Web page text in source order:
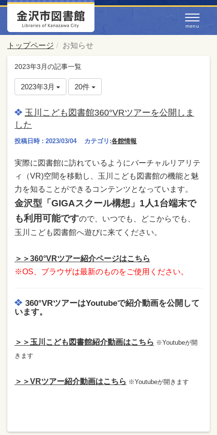
トップページ お知らせ
2023年3月の記事一覧
2023年3月 20件
玉川こども図書館360°VRツアーを公開しま
した
投稿日時 : 2023/03/04 カテゴリ:各館情報
実際に図書館に訪れているようにバーチャルリアリテ
ィ（VR)空間を移動し、玉川こども図書館の機能と魅
力を知ることができるコンテンツとなっています。
金沢型「GIGAスクール構想」1人1台端末で
も利用可能ですので、いつでも、どこからでも、
玉川こども図書館へ遊びに来てください。
＞＞360°VRツアー紹介ページはこちら
※OS、ブラウザは最新のものをご使用ください。
360°VRツアーはYoutubeで紹介動画を公開して
います。
＞＞玉川こども図書館紹介動画はこちら ※Youtubeが開
きます
＞＞VRツアー紹介動画はこちら ※Youtubeが開きます